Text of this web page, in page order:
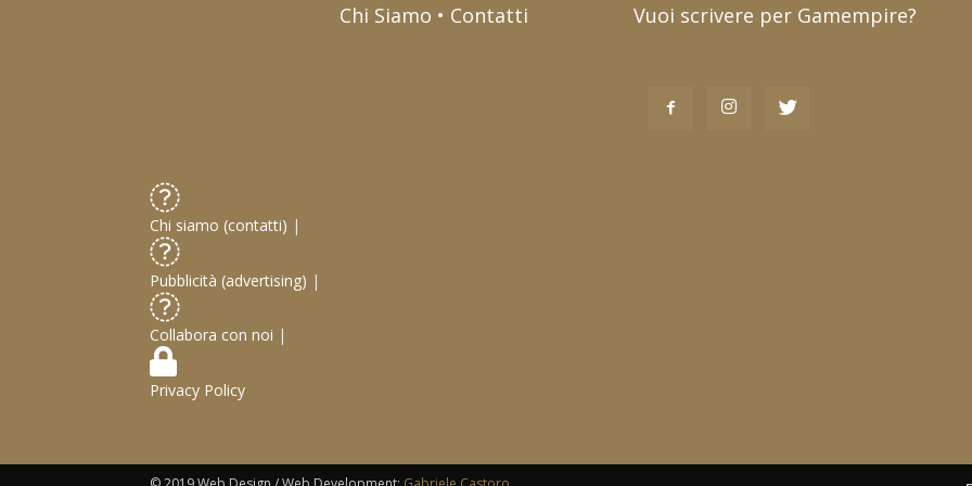
Chi Siamo • Contatti Vuoi scrivere per Gamempire?
Chi siamo (contatti) |
Pubblicità (advertising) |
Collabora con noi |
Privacy Policy